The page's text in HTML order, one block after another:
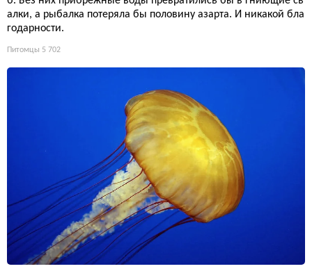
алки, а рыбалка потеряла бы половину азарта. И никакой бла
годарности.
Питомцы 5 702